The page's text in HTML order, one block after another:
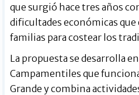
que surgió hace tres años
dificultades económicas
familias para costear los
La propuesta se desarrolla
Campamentiles que
Grande y combina